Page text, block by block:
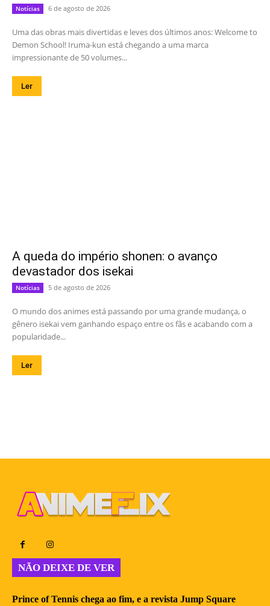
Notícias 6 de agosto de 2026
Uma das obras mais divertidas e leves dos últimos anos: Welcome to
Demon School! Iruma-kun está chegando a uma marca
impressionante de 50 volumes...
Ler
A queda do império shonen: o avanço
devastador dos isekai
Notícias 5 de agosto de 2026
O mundo dos animes está passando por uma grande mudança, o
gênero isekai vem ganhando espaço entre os fãs e acabando com a
popularidade...
Ler
NÃO DEIXE DE VER
Prince of Tennis chega ao fim, e a revista Jump Square